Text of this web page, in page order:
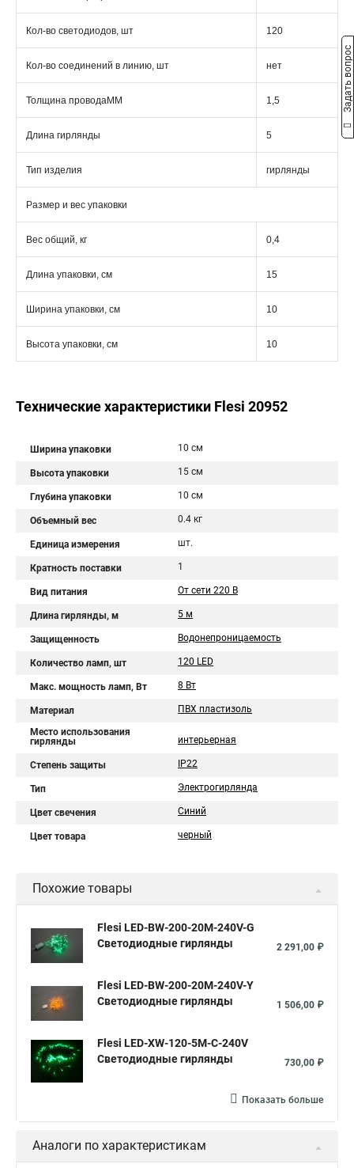
Кол-во светодиодов, шт 120
Кол-во соединений в линию, шт нет
Толщина проводаММ 1,5
Длина гирлянды 5
Тип изделия гирлянды
Размер и вес упаковки
Вес общий, кг 0,4
Длина упаковки, см 15
Ширина упаковки, см 10
Высота упаковки, см 10
Технические характеристики Flesi 20952
Ширина упаковки 10 см
Высота упаковки 15 см
Глубина упаковки 10 см
Объемный вес 0.4 кг
Единица измерения шт.
Кратность поставки 1
Вид питания От сети 220 В
Длина гирлянды, м 5 м
Защищенность Водонепроницаемость
Количество ламп, шт 120 LED
Макс. мощность ламп, Вт 8 Вт
Материал ПВХ пластизоль
Место использования
гирлянды
интерьерная
Степень защиты IP22
Тип Электрогирлянда
Цвет свечения Синий
Цвет товара черный
Похожие товары
Flesi LED-BW-200-20M-240V-G
Светодиодные гирлянды
2 291,00 ₽
Flesi LED-BW-200-20M-240V-Y
Светодиодные гирлянды
1 506,00 ₽
Flesi LED-XW-120-5M-C-240V
Светодиодные гирлянды
730,00 ₽
Показать больше
Аналоги по характеристикам
Задать вопрос